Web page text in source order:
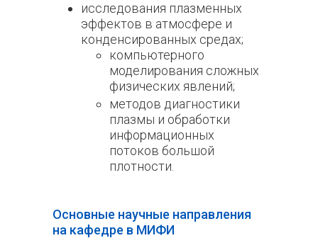
исследования плазменных
эффектов в атмосфере и
конденсированных средах;
компьютерного
моделирования сложных
физических явлений;
методов диагностики
плазмы и обработки
информационных
потоков большой
плотности.
Основные научные направления
на кафедре в МИФИ